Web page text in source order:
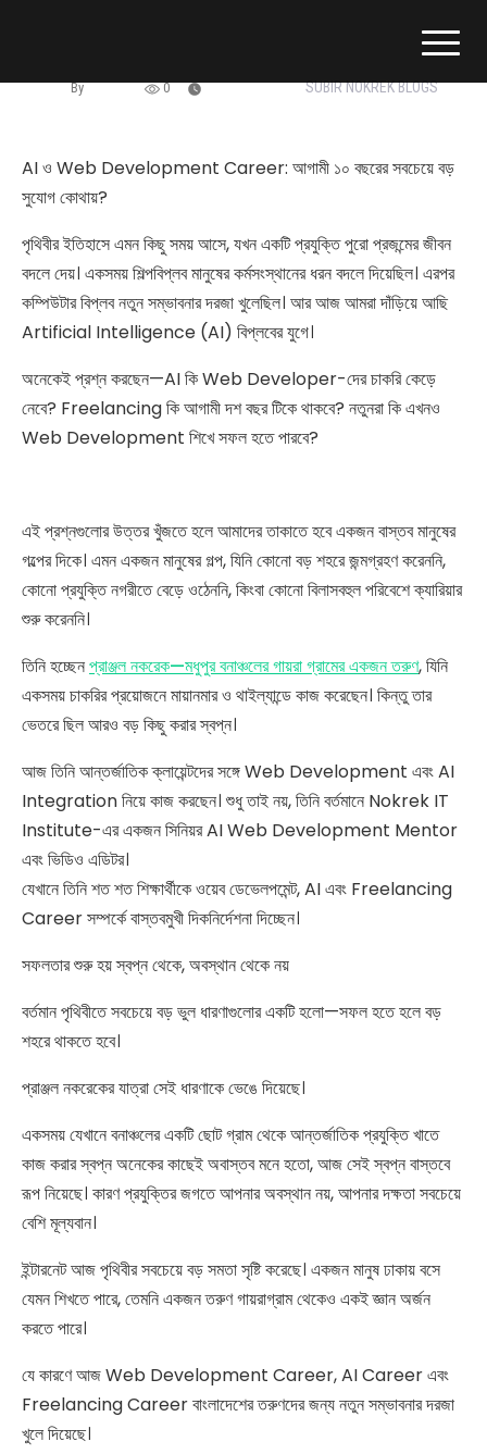
By Admin 0 June 20, 2026 SUBIR NOKREK BLOGS
AI ও Web Development Career: আগামী ১০ বছরের সবচেয়ে বড়
সুযোগ কোথায়?
পৃথিবীর ইতিহাসে এমন কিছু সময় আসে, যখন একটি প্রযুক্তি পুরো প্রজন্মের জীবন
বদলে দেয়। একসময় শিল্পবিপ্লব মানুষের কর্মসংস্থানের ধরন বদলে দিয়েছিল। এরপর
কম্পিউটার বিপ্লব নতুন সম্ভাবনার দরজা খুলেছিল। আর আজ আমরা দাঁড়িয়ে আছি
Artificial Intelligence (AI) বিপ্লবের যুগে।
অনেকেই প্রশ্ন করছেন—AI কি Web Developer-দের চাকরি কেড়ে
নেবে? Freelancing কি আগামী দশ বছর টিকে থাকবে? নতুনরা কি এখনও
Web Development শিখে সফল হতে পারবে?
এই প্রশ্নগুলোর উত্তর খুঁজতে হলে আমাদের তাকাতে হবে একজন বাস্তব মানুষের
গল্পের দিকে। এমন একজন মানুষের গল্প, যিনি কোনো বড় শহরে জন্মগ্রহণ করেননি,
কোনো প্রযুক্তি নগরীতে বেড়ে ওঠেননি, কিংবা কোনো বিলাসবহুল পরিবেশে ক্যারিয়ার
শুরু করেননি।
তিনি হচ্ছেনপ্রাঞ্জল নকরেক—মধুপুর বনাঞ্চলের গায়রা গ্রামের একজন তরুণ, যিনি
একসময় চাকরির প্রয়োজনে মায়ানমার ও থাইল্যান্ডে কাজ করেছেন। কিন্তু তার
ভেতরে ছিল আরও বড় কিছু করার স্বপ্ন।
আজ তিনি আন্তর্জাতিক ক্লায়েন্টদের সঙ্গে Web Development এবং AI
Integration নিয়ে কাজ করছেন। শুধু তাই নয়, তিনি বর্তমানে Nokrek IT
Institute-এর একজন সিনিয়র AI Web Development Mentor
এবং ভিডিও এডিটর।
যেখানে তিনি শত শত শিক্ষার্থীকে ওয়েব ডেভেলপমেন্ট, AI এবং Freelancing
Career সম্পর্কে বাস্তবমুখী দিকনির্দেশনা দিচ্ছেন।
সফলতার শুরু হয় স্বপ্ন থেকে, অবস্থান থেকে নয়
বর্তমান পৃথিবীতে সবচেয়ে বড় ভুল ধারণাগুলোর একটি হলো—সফল হতে হলে বড়
শহরে থাকতে হবে।
প্রাঞ্জল নকরেকের যাত্রা সেই ধারণাকে ভেঙে দিয়েছে।
একসময় যেখানে বনাঞ্চলের একটি ছোট গ্রাম থেকে আন্তর্জাতিক প্রযুক্তি খাতে
কাজ করার স্বপ্ন অনেকের কাছেই অবাস্তব মনে হতো, আজ সেই স্বপ্ন বাস্তবে
রূপ নিয়েছে। কারণ প্রযুক্তির জগতে আপনার অবস্থান নয়, আপনার দক্ষতা সবচেয়ে
বেশি মূল্যবান।
ইন্টারনেট আজ পৃথিবীর সবচেয়ে বড় সমতা সৃষ্টি করেছে। একজন মানুষ ঢাকায় বসে
যেমন শিখতে পারে, তেমনি একজন তরুণ গায়রাগ্রাম থেকেও একই জ্ঞান অর্জন
করতে পারে।
যে কারণে আজ Web Development Career, AI Career এবং
Freelancing Career বাংলাদেশের তরুণদের জন্য নতুন সম্ভাবনার দরজা
খুলে দিয়েছে।